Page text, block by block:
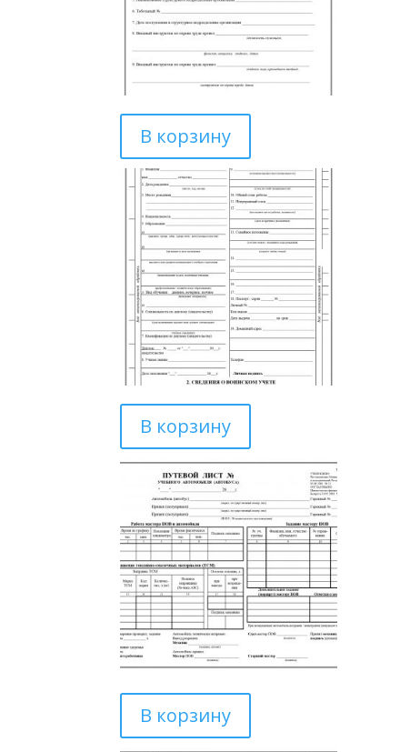
В корзину
В корзину
В корзину